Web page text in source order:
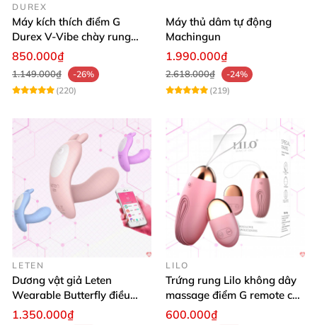
DUREX
Máy kích thích điểm G
Durex V-Vibe chày rung
tinh yêu không dây cao cấp
850.000₫
1.149.000₫
-26%
(220)
Máy thủ dâm tự động
Machingun
1.990.000₫
2.618.000₫
-24%
(219)
LETEN
Dương vật giả Leten
Wearable Butterfly điều
khiển app bluetooth 16 chế
1.350.000₫
LILO
Trứng rung Lilo không dây
massage điểm G remote cao
cấp USB
600.000₫